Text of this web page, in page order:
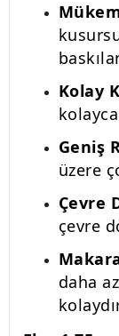
Kolay
Geniş
üzere
Çevre
çevre
daha